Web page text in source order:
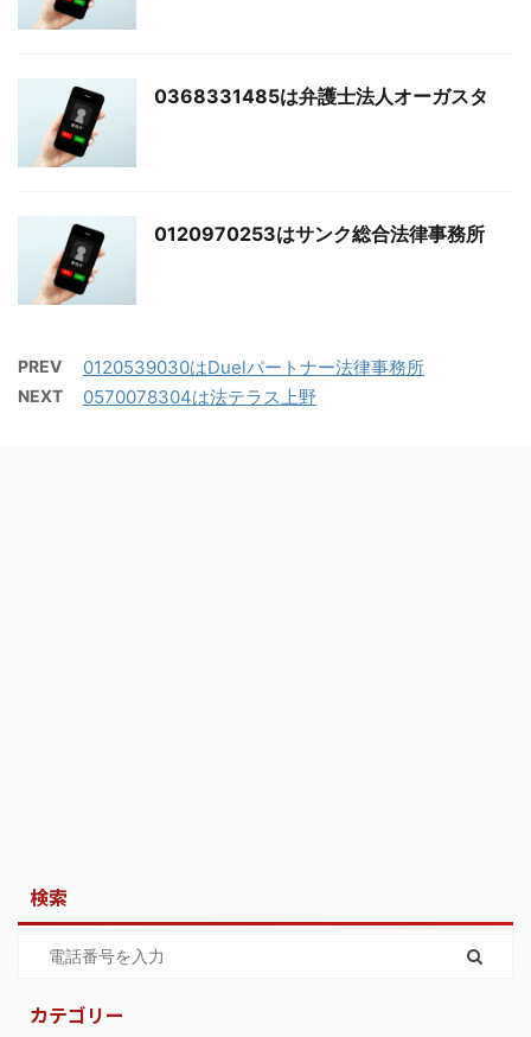
0368331485は弁護士法人オーガスタ
0120970253はサンク総合法律事務所
PREV 0120539030はDuelパートナー法律事務所
NEXT 0570078304は法テラス上野
検索
カテゴリー